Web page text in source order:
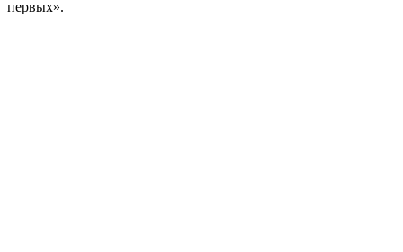
первых».